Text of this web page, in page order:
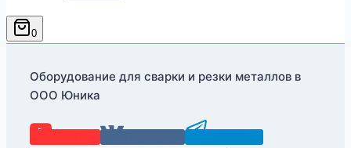
0
Оборудование для сварки и резки металлов в
ООО Юника